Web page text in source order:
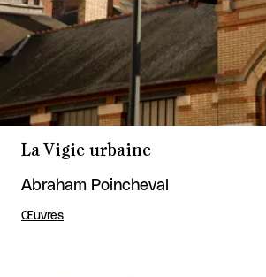
La Vigie urbaine
Abraham Poincheval
Œuvres